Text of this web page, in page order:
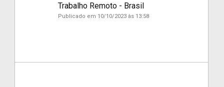
Trabalho Remoto - Brasil
Publicado em 10/10/2023 às 13:58